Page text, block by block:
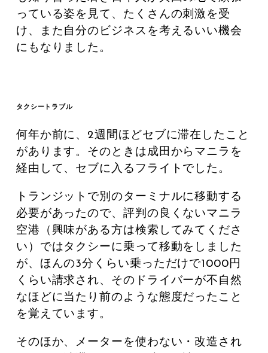
っている姿を見て、たくさんの刺激を受
け、また自分のビジネスを考えるいい機会
にもなりました。
タクシートラブル
何年か前に、2週間ほどセブに滞在したこと
があります。そのときは成田からマニラを
経由して、セブに入るフライトでした。
トランジットで別のターミナルに移動する
必要があったので、評判の良くないマニラ
空港（興味がある方は検索してみてくださ
い）ではタクシーに乗って移動をしました
が、ほんの3分くらい乗っただけで1000円
くらい請求され、そのドライバーが不自然
なほどに当たり前のような態度だったこと
を覚えています。
そのほか、メーターを使わない・改造され